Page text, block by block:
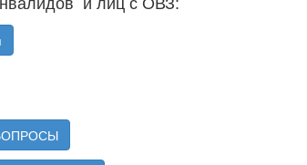
и лиц с ОВЗ: